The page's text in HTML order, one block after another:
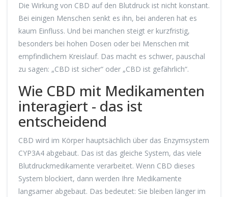
Die Wirkung von CBD auf den Blutdruck ist nicht konstant.
Bei einigen Menschen senkt es ihn, bei anderen hat es
kaum Einfluss. Und bei manchen steigt er kurzfristig,
besonders bei hohen Dosen oder bei Menschen mit
empfindlichem Kreislauf. Das macht es schwer, pauschal
zu sagen: „CBD ist sicher“ oder „CBD ist gefährlich“.
Wie CBD mit Medikamenten
interagiert - das ist
entscheidend
CBD wird im Körper hauptsächlich über das Enzymsystem
CYP3A4 abgebaut. Das ist das gleiche System, das viele
Blutdruckmedikamente verarbeitet. Wenn CBD dieses
System blockiert, dann werden Ihre Medikamente
langsamer abgebaut. Das bedeutet: Sie bleiben länger im